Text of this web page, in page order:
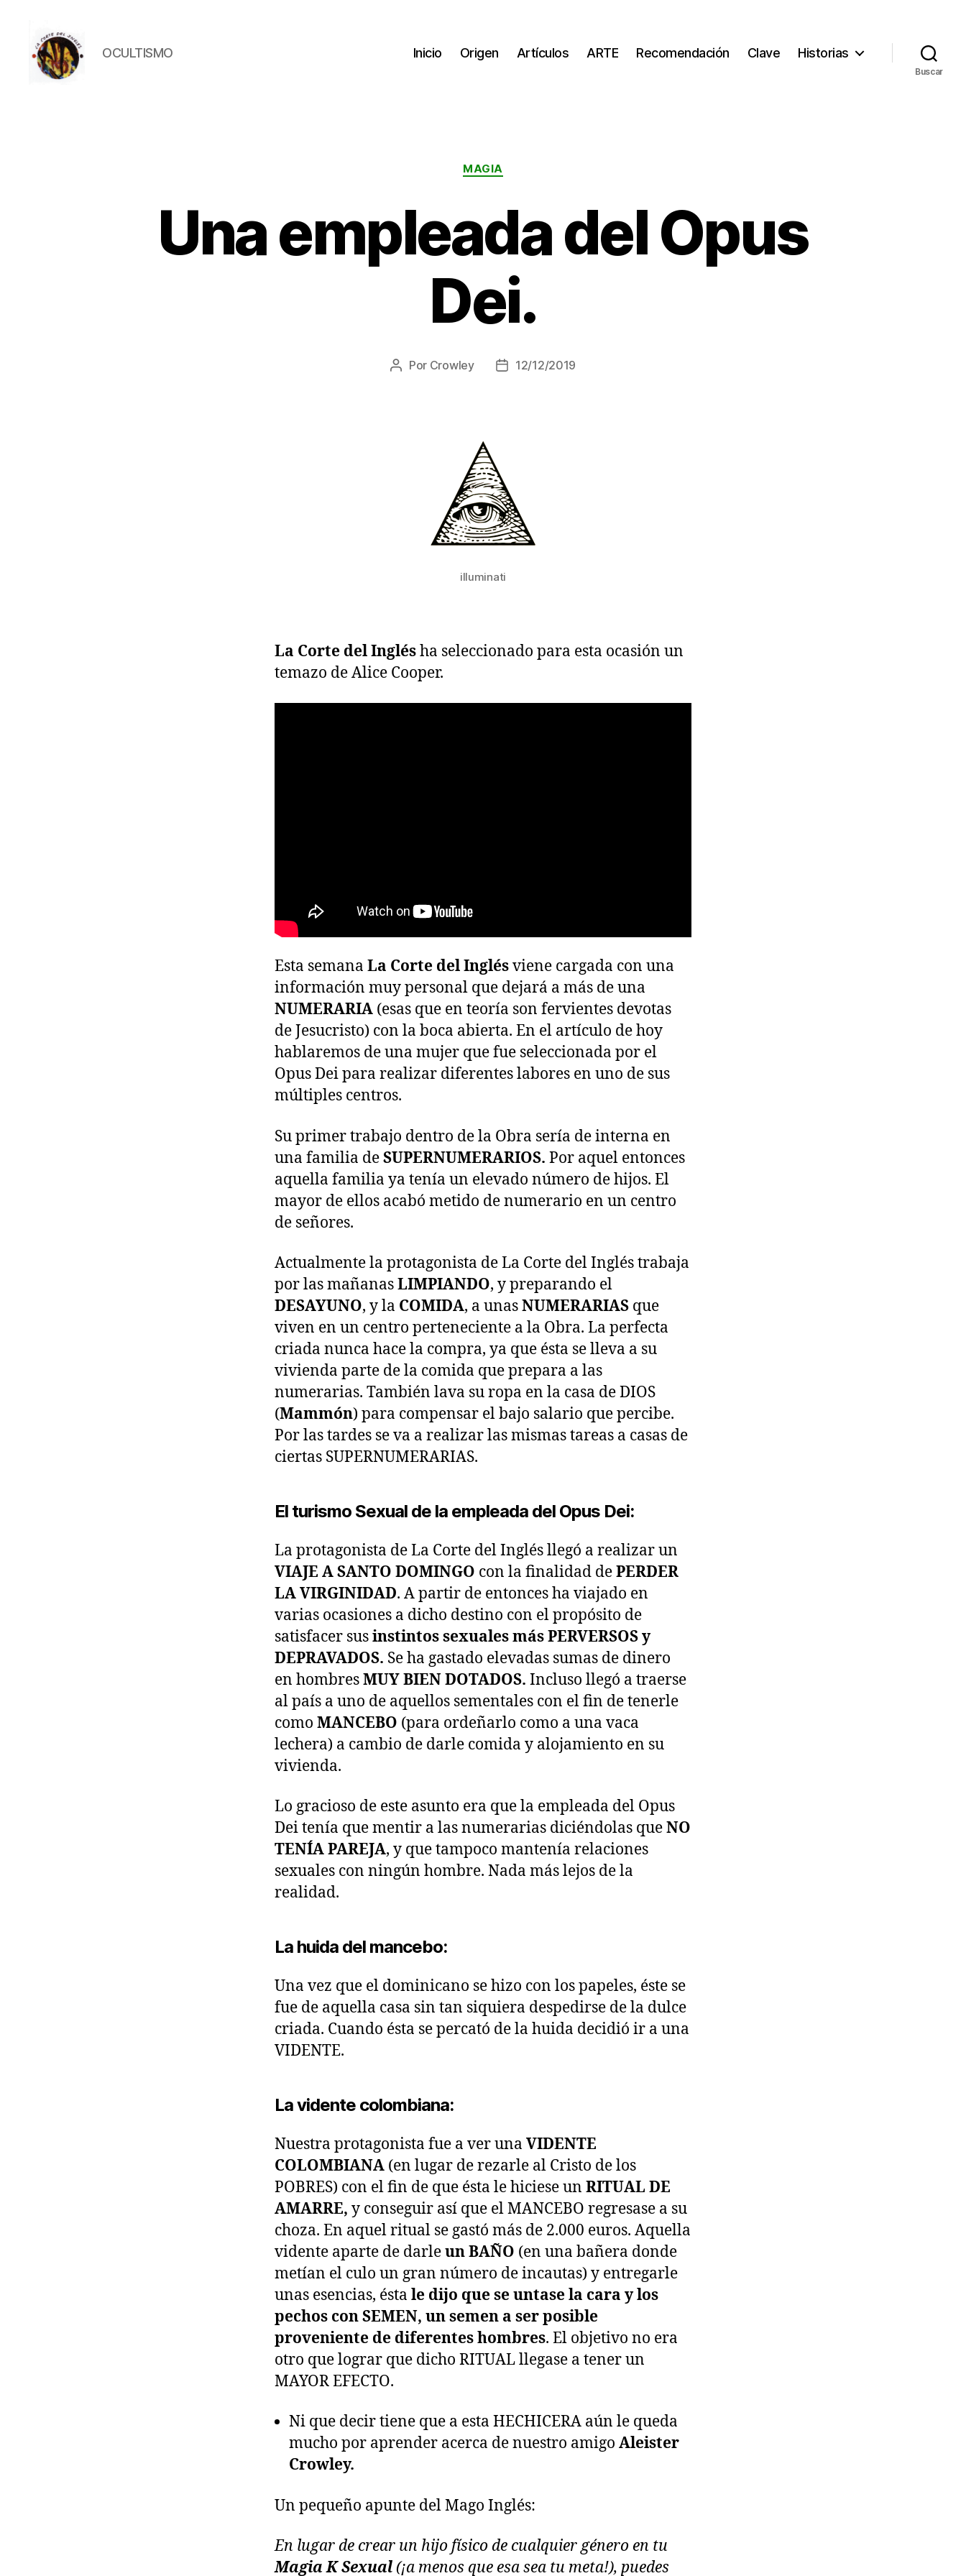
OCULTISMO Inicio Origen Artículos ARTE Recomendación Clave Historias
Buscar
Categorías
MAGIA
Una empleada del Opus
Dei.
Autor
Por Crowley
Fecha12/12/2019
illuminati
La Corte del Inglésha seleccionado para esta ocasión un
temazo de Alice Cooper.
Esta semana La Corte del Inglésviene cargada con una
información muy personal que dejará a más de una
NUMERARIA (esas que en teoría son fervientes devotas
de Jesucristo) con la boca abierta. En el artículo de hoy
hablaremos de una mujer que fue seleccionada por el
Opus Dei para realizar diferentes labores en uno de sus
múltiples centros.
Su primer trabajo dentro de la Obra sería de interna en
una familia deSUPERNUMERARIOS. Por aquel entonces
aquella familia ya tenía un elevado número de hijos. El
mayor de ellos acabó metido de numerario en un centro
de señores.
Actualmente la protagonista de La Corte del Inglés trabaja
por las mañanasLIMPIANDO, y preparando el
DESAYUNO, y la COMIDA, a unasNUMERARIAS que
viven en un centro perteneciente a la Obra. La perfecta
criada nunca hace la compra, ya que ésta se lleva a su
vivienda parte de la comida que prepara a las
numerarias. También lava su ropa en la casa de DIOS
(Mammón) para compensar el bajo salario que percibe.
Por las tardes se va a realizar las mismas tareas a casas de
ciertas SUPERNUMERARIAS.
El turismo Sexual de la empleada del Opus Dei:
La protagonista de La Corte del Inglés llegó a realizar un
VIAJE A SANTO DOMINGO con la finalidad dePERDER
LA VIRGINIDAD. A partir de entonces ha viajado en
varias ocasiones a dicho destino con el propósito de
satisfacer susinstintos sexuales más PERVERSOS y
DEPRAVADOS. Se ha gastado elevadas sumas de dinero
en hombresMUY BIEN DOTADOS. Incluso llegó a traerse
al país a uno de aquellos sementales con el fin de tenerle
como MANCEBO (para ordeñarlo como a una vaca
lechera) a cambio de darle comida y alojamiento en su
vivienda.
Lo gracioso de este asunto era que la empleada del Opus
Dei tenía que mentir a las numerarias diciéndolas queNO
TENÍA PAREJA, y que tampoco mantenía relaciones
sexuales con ningún hombre. Nada más lejos de la
realidad.
La huida del mancebo:
Una vez que el dominicano se hizo con los papeles, éste se
fue de aquella casa sin tan siquiera despedirse de la dulce
criada. Cuando ésta se percató de la huida decidió ir a una
VIDENTE.
La vidente colombiana:
Nuestra protagonista fue a ver una VIDENTE
COLOMBIANA (en lugar de rezarle al Cristo de los
POBRES) con el fin de que ésta le hiciese un RITUAL DE
AMARRE, y conseguir así que el MANCEBO regresase a su
choza. En aquel ritual se gastó más de 2.000 euros. Aquella
vidente aparte de darleun BAÑO (en una bañera donde
metían el culo un gran número de incautas) y entregarle
unas esencias, ésta le dijo que se untase la cara y los
pechos con SEMEN, un semen a ser posible
proveniente de diferentes hombres. El objetivo no era
otro que lograr que dicho RITUAL llegase a tener un
MAYOR EFECTO.
Ni que decir tiene que a esta HECHICERA aún le queda
mucho por aprender acerca de nuestro amigo Aleister
Crowley.
Un pequeño apunte del Mago Inglés:
En lugar de crear un hijo físico de cualquier género en tu
Magia K Sexual (¡a menos que esa sea tu meta!), puedes